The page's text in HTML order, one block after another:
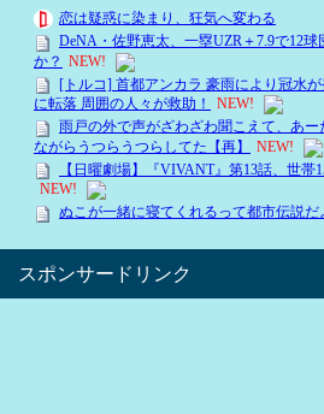
スポンサードリンク